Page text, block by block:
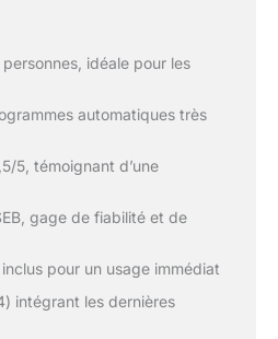
idéale pour les
automatiques très
5, témoignant d’une
gage de fiabilité et de
pour un usage immédiat
intégrant les dernières